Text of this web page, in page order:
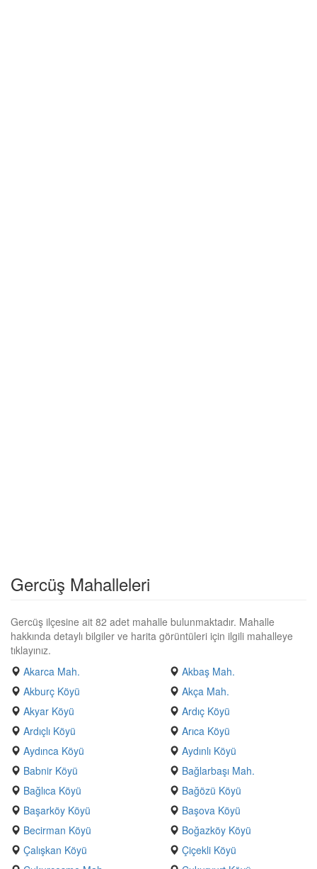
Gercüş Mahalleleri
Gercüş ilçesine ait 82 adet mahalle bulunmaktadır. Mahalle
hakkında detaylı bilgiler ve harita görüntüleri için ilgili mahalleye
tıklayınız.
Akarca Mah.
Akbaş Mah.
Akburç Köyü
Akça Mah.
Akyar Köyü
Ardıç Köyü
Ardıçlı Köyü
Arıca Köyü
Aydınca Köyü
Aydınlı Köyü
Babnir Köyü
Bağlarbaşı Mah.
Bağlıca Köyü
Bağözü Köyü
Başarköy Köyü
Başova Köyü
Becirman Köyü
Boğazköy Köyü
Çalışkan Köyü
Çiçekli Köyü